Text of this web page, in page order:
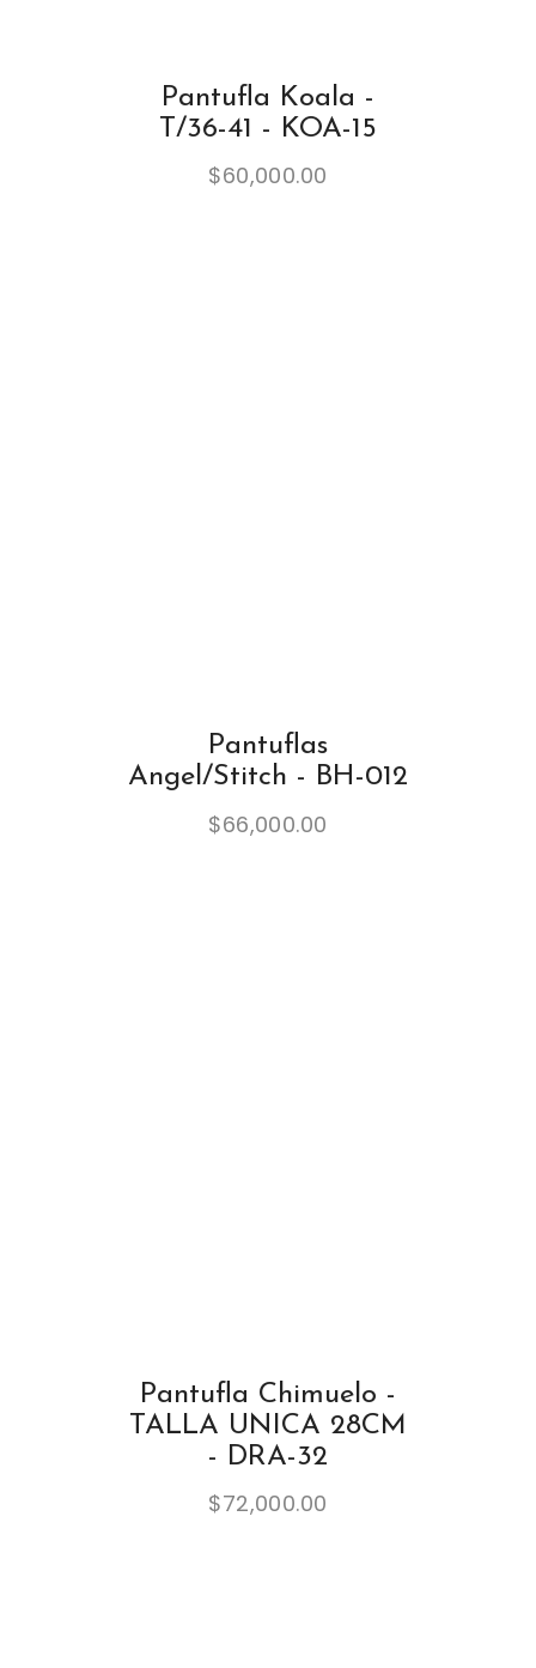
Pantufla Koala -
T/36-41 - KOA-15
$60,000.00
Pantuflas
Angel/Stitch - BH-012
$66,000.00
Pantufla Chimuelo -
TALLA UNICA 28CM
- DRA-32
$72,000.00